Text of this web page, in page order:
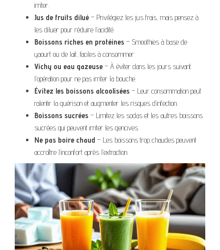
irriter.
Jus de fruits dilué – Privilégiez les jus frais, mais pensez à
les diluer pour réduire l’acidité.
Boissons riches en protéines – Smoothies à base de
yaourt ou de lait, faciles à consommer.
Vichy ou eau gazeuse – À éviter dans les jours suivant
l’opération pour ne pas irriter la bouche.
Évitez les boissons alcoolisées – Leur consommation peut
ralentir la guérison et augmenter les risques d’infection.
Boissons sucrées – Limitez les sodas et les autres boissons
sucrées qui peuvent irriter les gencives.
Ne pas boire chaud – Les boissons trop chaudes peuvent
accroître l’inconfort après l’extraction.